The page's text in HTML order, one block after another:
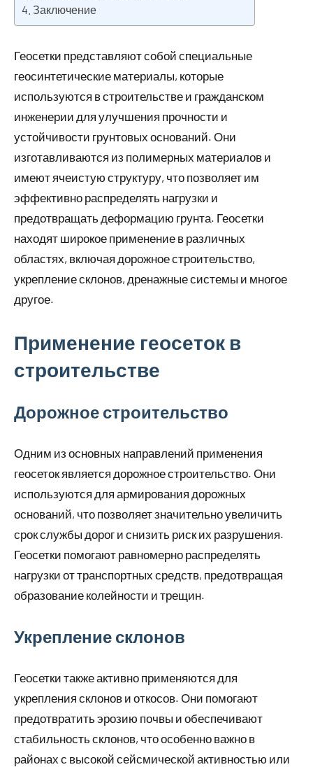
Заключение
Геосетки представляют собой специальные
геосинтетические материалы, которые
используются в строительстве и гражданском
инженерии для улучшения прочности и
устойчивости грунтовых оснований. Они
изготавливаются из полимерных материалов и
имеют ячеистую структуру, что позволяет им
эффективно распределять нагрузки и
предотвращать деформацию грунта. Геосетки
находят широкое применение в различных
областях, включая дорожное строительство,
укрепление склонов, дренажные системы и многое
другое.
Применение геосеток в
строительстве
Дорожное строительство
Одним из основных направлений применения
геосеток является дорожное строительство. Они
используются для армирования дорожных
оснований, что позволяет значительно увеличить
срок службы дорог и снизить риск их разрушения.
Геосетки помогают равномерно распределять
нагрузки от транспортных средств, предотвращая
образование колейности и трещин.
Укрепление склонов
Геосетки также активно применяются для
укрепления склонов и откосов. Они помогают
предотвратить эрозию почвы и обеспечивают
стабильность склонов, что особенно важно в
районах с высокой сейсмической активностью или